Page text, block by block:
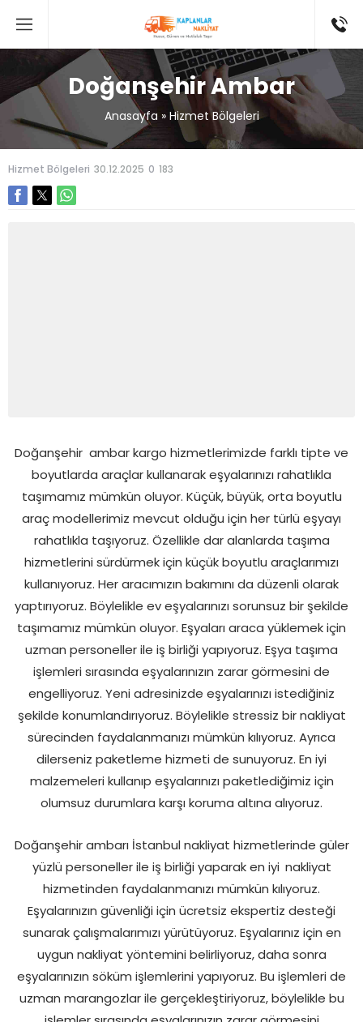
Doğanşehir Ambar
Anasayfa » Hizmet Bölgeleri
Hizmet Bölgeleri 30.12.2025 0 183
Doğanşehir ambar kargo hizmetlerimizde farklı tipte ve
boyutlarda araçlar kullanarak eşyalarınızı rahatlıkla
taşımamız mümkün oluyor. Küçük, büyük, orta boyutlu
araç modellerimiz mevcut olduğu için her türlü eşyayı
rahatlıkla taşıyoruz. Özellikle dar alanlarda taşıma
hizmetlerini sürdürmek için küçük boyutlu araçlarımızı
kullanıyoruz. Her aracımızın bakımını da düzenli olarak
yaptırıyoruz. Böylelikle ev eşyalarınızı sorunsuz bir şekilde
taşımamız mümkün oluyor. Eşyaları araca yüklemek için
uzman personeller ile iş birliği yapıyoruz. Eşya taşıma
işlemleri sırasında eşyalarınızın zarar görmesini de
engelliyoruz. Yeni adresinizde eşyalarınızı istediğiniz
şekilde konumlandırıyoruz. Böylelikle stressiz bir nakliyat
sürecinden faydalanmanızı mümkün kılıyoruz. Ayrıca
dilerseniz paketleme hizmeti de sunuyoruz. En iyi
malzemeleri kullanıp eşyalarınızı paketlediğimiz için
olumsuz durumlara karşı koruma altına alıyoruz.
Doğanşehir ambarı İstanbul nakliyat hizmetlerinde güler
yüzlü personeller ile iş birliği yaparak en iyi nakliyat
hizmetinden faydalanmanızı mümkün kılıyoruz.
Eşyalarınızın güvenliği için ücretsiz ekspertiz desteği
sunarak çalışmalarımızı yürütüyoruz. Eşyalarınız için en
uygun nakliyat yöntemini belirliyoruz, daha sonra
eşyalarınızın söküm işlemlerini yapıyoruz. Bu işlemleri de
uzman marangozlar ile gerçekleştiriyoruz, böylelikle bu